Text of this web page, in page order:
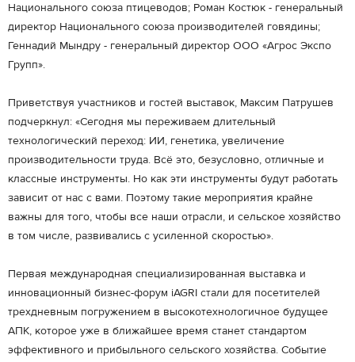
Национального союза птицеводов; Роман Костюк - генеральный
директор Национального союза производителей говядины;
Геннадий Мындру - генеральный директор ООО «Агрос Экспо
Групп».
Приветствуя участников и гостей выставок, Максим Патрушев
подчеркнул: «Сегодня мы переживаем длительный
технологический переход: ИИ, генетика, увеличение
производительности труда. Всё это, безусловно, отличные и
классные инструменты. Но как эти инструменты будут работать
зависит от нас с вами. Поэтому такие мероприятия крайне
важны для того, чтобы все наши отрасли, и сельское хозяйство
в том числе, развивались с усиленной скоростью».
Первая международная специализированная выставка и
инновационный бизнес-форум iAGRI стали для посетителей
трехдневным погружением в высокотехнологичное будущее
АПК, которое уже в ближайшее время станет стандартом
эффективного и прибыльного сельского хозяйства. Событие